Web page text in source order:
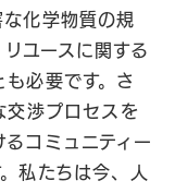
化学物質の規
ユースに関する
必要です。さ
交渉プロセスを
コミュニティー
私たちは今、人